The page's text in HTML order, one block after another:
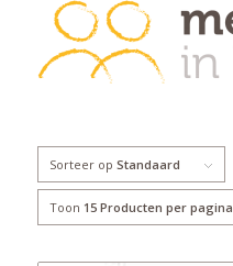
Sorteer op Standaard
Toon 15 Producten per pagina